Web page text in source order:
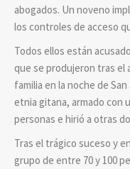
abogados. Un noveno
los controles de acceso
Todos ellos están
que se produjeron tras el
familia en la noche de
etnia gitana, armado con
personas e hirió a otras
Tras el trágico suceso y
grupo de entre 70 y 100